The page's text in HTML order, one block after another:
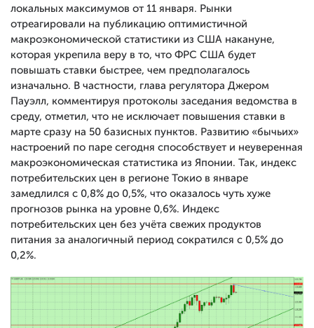
локальных максимумов от 11 января. Рынки
отреагировали на публикацию оптимистичной
макроэкономической статистики из США накануне,
которая укрепила веру в то, что ФРС США будет
повышать ставки быстрее, чем предполагалось
изначально. В частности, глава регулятора Джером
Пауэлл, комментируя протоколы заседания ведомства в
среду, отметил, что не исключает повышения ставки в
марте сразу на 50 базисных пунктов. Развитию «бычьих»
настроений по паре сегодня способствует и неуверенная
макроэкономическая статистика из Японии. Так, индекс
потребительских цен в регионе Токио в январе
замедлился с 0,8% до 0,5%, что оказалось чуть хуже
прогнозов рынка на уровне 0,6%. Индекс
потребительских цен без учёта свежих продуктов
питания за аналогичный период сократился с 0,5% до
0,2%.